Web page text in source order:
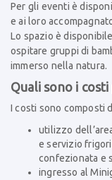
Per gli eventi è
e ai loro
Lo spazio è
ospitare gruppi di
immerso nella natura.
Quali sono i
I costi sono composti
utilizzo
e servizio
confezionata e
ingresso al